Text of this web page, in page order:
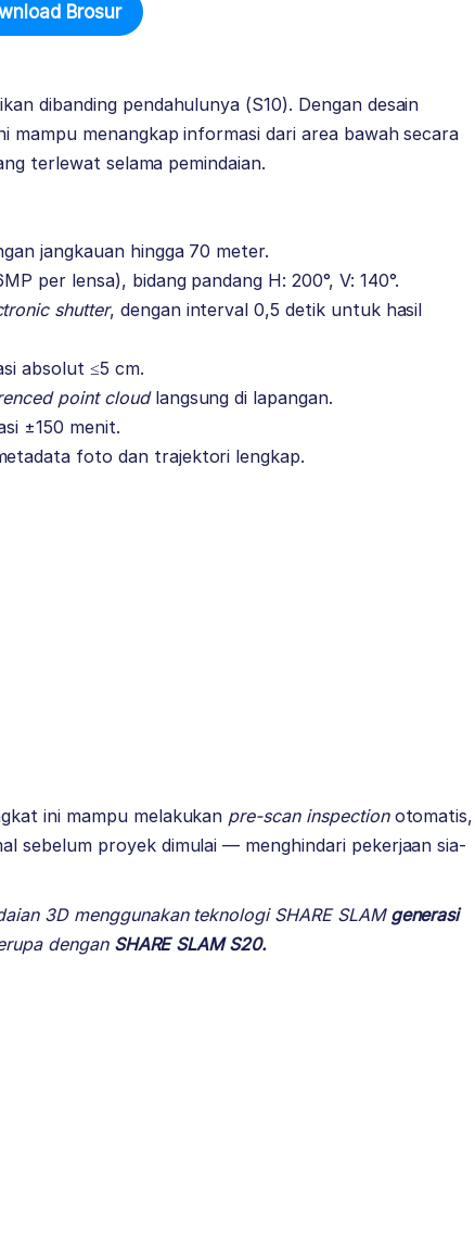
Brosur
dibanding pendahulunya (S10). Dengan desain
mampu menangkap informasi dari area bawah secara
terlewat selama pemindaian.
jangkauan hingga 70 meter.
per lensa), bidang pandang H: 200°, V: 140°.
shutter, dengan interval 0,5 detik untuk hasil
absolut ≤5 cm.
point cloudlangsung di lapangan.
±150 menit.
foto dan trajektori lengkap.
ini mampu melakukan pre-scan inspectionotomatis,
sebelum proyek dimulai — menghindari pekerjaan sia-
3D menggunakan teknologi SHARE SLAM generasi
dengan SHARE SLAM S20.